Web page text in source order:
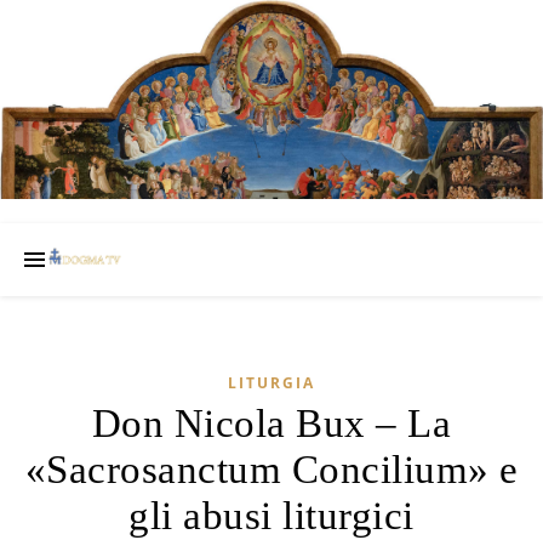
LITURGIA
Don Nicola Bux – La
«Sacrosanctum Concilium» e
gli abusi liturgici